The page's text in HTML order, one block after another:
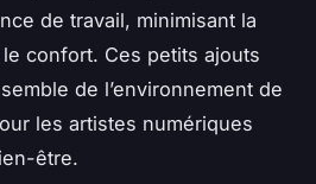
de travail, minimisant la
confort. Ces petits ajouts
de l’environnement de
les artistes numériques
être.